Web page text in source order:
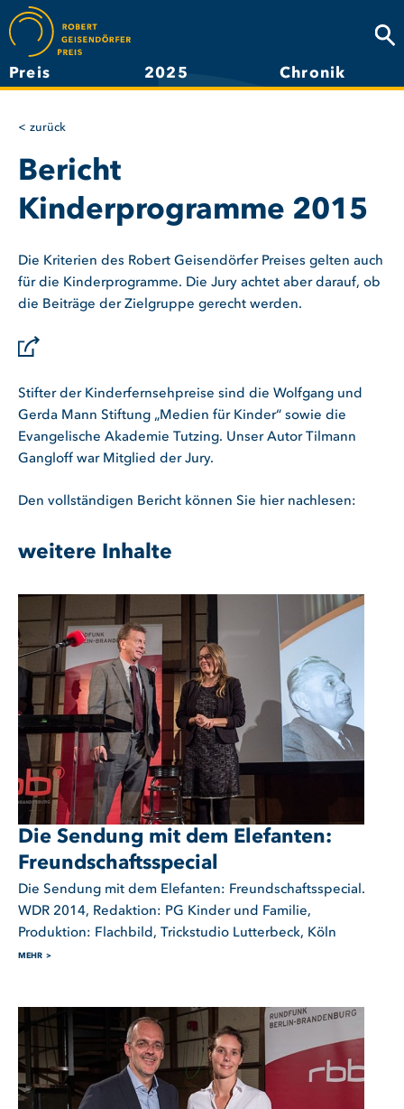
Direkt
zum
Inhalt
Preis 2025 Chronik
zurück
Bericht
Kinderprogramme 2015
Die Kriterien des Robert Geisendörfer Preises gelten auch
für die Kinderprogramme. Die Jury achtet aber darauf, ob
die Beiträge der Zielgruppe gerecht werden.
Stifter der Kinderfernsehpreise sind die Wolfgang und
Gerda Mann Stiftung „Medien für Kinder“ sowie die
Evangelische Akademie Tutzing. Unser Autor Tilmann
Gangloff war Mitglied der Jury.
Den vollständigen Bericht können Sie hier nachlesen:
weitere Inhalte
Die Sendung mit dem Elefanten:
Freundschaftsspecial
Die Sendung mit dem Elefanten: Freundschaftsspecial.
WDR 2014, Redaktion: PG Kinder und Familie,
Produktion: Flachbild, Trickstudio Lutterbeck, Köln
MEHR